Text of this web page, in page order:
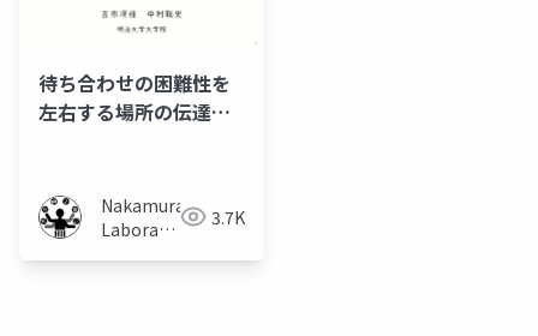
待ち合わせの困難性を
左右する場所の伝達と
Nakamura
Laboratory
3.7K